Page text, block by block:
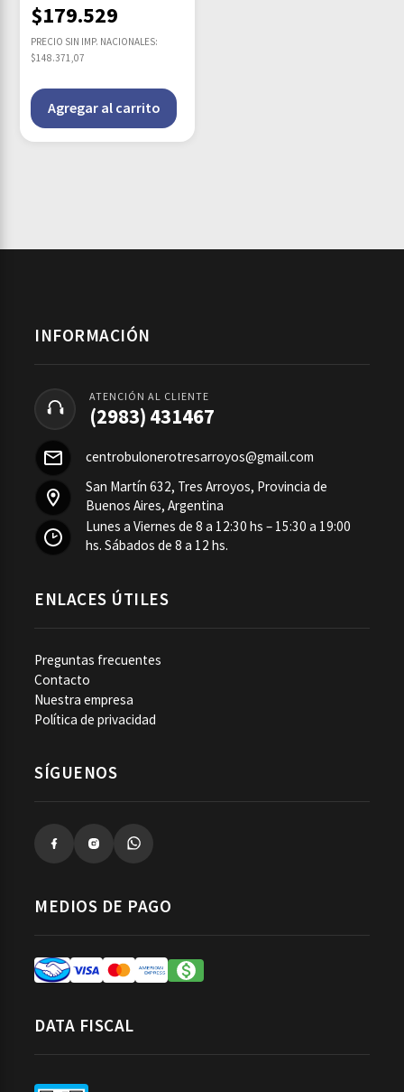
$179.529
PRECIO SIN IMP. NACIONALES:
$148.371,07
Agregar al carrito
INFORMACIÓN
ATENCIÓN AL CLIENTE
(2983) 431467
centrobulonerotresarroyos@gmail.com
San Martín 632, Tres Arroyos, Provincia de
Buenos Aires, Argentina
Lunes a Viernes de 8 a 12:30 hs – 15:30 a 19:00
hs. Sábados de 8 a 12 hs.
ENLACES ÚTILES
Preguntas frecuentes
Contacto
Nuestra empresa
Política de privacidad
SÍGUENOS
MEDIOS DE PAGO
DATA FISCAL